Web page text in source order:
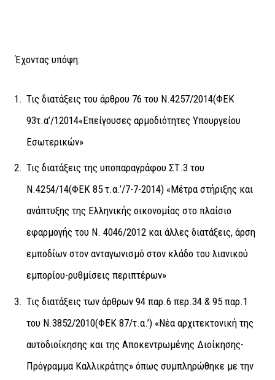
Έχοντας υπόψη:
Τις διατάξεις του άρθρου 76 του Ν.4257/2014(ΦΕΚ
93τ.α’/12014«Επείγουσες αρμοδιότητες Υπουργείου
Εσωτερικών»
Τις διατάξεις της υποπαραγράφου ΣΤ.3 του
Ν.4254/14(ΦΕΚ 85 τ.α.’/7-7-2014) «Μέτρα στήριξης και
ανάπτυξης της Ελληνικής οικονομίας στο πλαίσιο
εφαρμογής του Ν. 4046/2012 και άλλες διατάξεις, άρση
εμποδίων στον ανταγωνισμό στον κλάδο του λιανικού
εμπορίου-ρυθμίσεις περιπτέρων»
Τις διατάξεις των άρθρων 94 παρ.6 περ.34 & 95 παρ.1
του Ν.3852/2010(ΦΕΚ 87/τ.α.’) «Νέα αρχιτεκτονική της
αυτοδιοίκησης και της Αποκεντρωμένης Διοίκησης-
Πρόγραμμα Καλλικράτης» όπως συμπληρώθηκε με την